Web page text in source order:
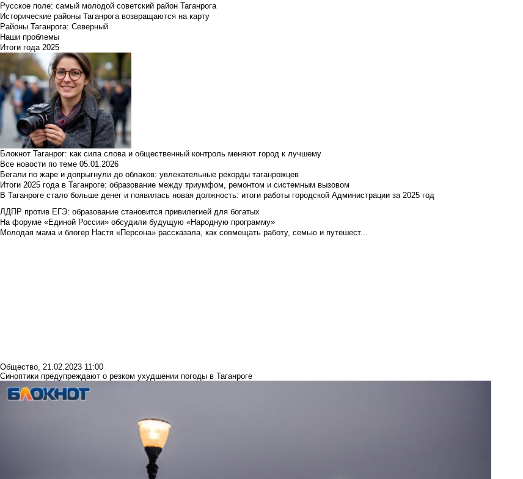
Русское поле: самый молодой советский район Таганрога
Исторические районы Таганрога возвращаются на карту
Районы Таганрога: Северный
Наши проблемы
Итоги года 2025
Блокнот Таганрог: как сила слова и общественный контроль меняют город к лучшему
Все новости по теме 05.01.2026
Бегали по жаре и допрыгнули до облаков: увлекательные рекорды таганрожцев
Итоги 2025 года в Таганроге: образование между триумфом, ремонтом и системным вызовом
В Таганроге стало больше денег и появилась новая должность: итоги работы городской Администрации за 2025 год
ЛДПР против ЕГЭ: образование становится привилегией для богатых
На форуме «Единой России» обсудили будущую «Народную программу»
Молодая мама и блогер Настя «Персона» рассказала, как совмещать работу, семью и путешест...
Общество, 21.02.2023 11:00
Синоптики предупреждают о резком ухудшении погоды в Таганроге